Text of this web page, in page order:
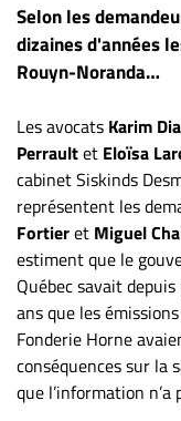
Offres
d'emploi
Formation
Continue
Métiers
Scoop?
CABINETS
ET
ENTREPRISES
Espace
entreprises
Page
Selon les
dizaines d'années
Rouyn-Noranda…
Les avocats Karim
Perraultet Eloïsa
cabinet Siskinds
représentent les
Fortieret Miguel
estiment que le
Québec savait
ans que les
Fonderie Horne
conséquences sur la
que l’information